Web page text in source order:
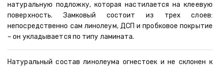
натуральную подложку, которая настилается на клеевую
поверхность. Замковый состоит из трех слоев:
непосредственно сам линолеум, ДСП и пробковое покрытие
– он укладывается по типу ламината.
Натуральный состав линолеума огнестоек и не склонен к